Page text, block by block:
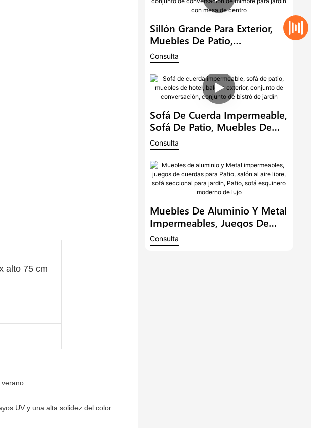
Sillón Grande Para Exterior,
Muebles De Patio,
Impermeable, Sofá De Ratán
Para Exterior, Conjunto De
Conversación De Mimbre Para
Jardín Con Mesa De Centro
Consulta
Sofá De Cuerda Impermeable,
Sofá De Patio, Muebles De
Hotel, Balcón Exterior,
Conjunto De Conversación,
Conjunto De Bistró De Jardín
Consulta
Muebles De Aluminio Y Metal
Impermeables, Juegos De
Cuerdas Para Patio, Salón Al
Aire Libre, Sofá Seccional Para
Consulta
alto 75 cm
UV y una alta solidez del color.